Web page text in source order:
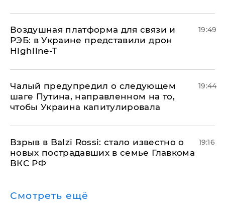
Воздушная платформа для связи и
РЭБ: в Украине представили дрон
Highline-T
19:49
Чалый предупредил о следующем
шаге Путина, направленном на то,
чтобы Украина капитулировала
19:44
Взрыв в Balzi Rossi: стало известно о
новых пострадавших в семье Главкома
ВКС РФ
19:16
Смотреть ещё